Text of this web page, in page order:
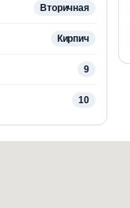
Вторичная
Кирпич
9
10